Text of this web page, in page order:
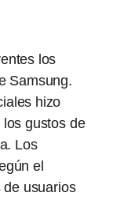
los
Samsung.
hizo
gustos de
Los
el
de usuarios